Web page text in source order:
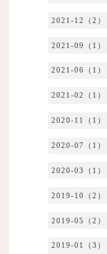
2021-12（2）
2021-09（1）
2021-06（1）
2021-02（1）
2020-11（1）
2020-07（1）
2020-03（1）
2019-10（2）
2019-05（2）
2019-01（3）